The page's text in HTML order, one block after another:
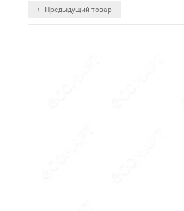
Предыдущий товар